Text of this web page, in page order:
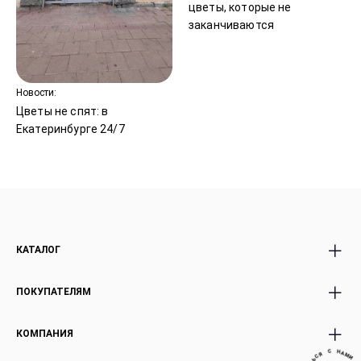
С НА МИ
●
Новости:
Цветы не спят: в
Екатеринбурге 24/7
цветы, которые не
заканчиваются
КАТАЛОГ
Розы
Экзотика россыпью
ПОКУПАТЕЛЯМ
Условия возврата
КОМПАНИЯ